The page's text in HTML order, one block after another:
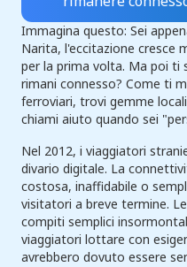
Immagina questo: Sei
Narita, l'eccitazione cresce
per la prima volta. Ma poi ti
rimani connesso? Come ti
ferroviari, trovi gemme
chiami aiuto quando sei
Nel 2012, i viaggiatori
divario digitale. La
costosa, inaffidabile o
visitatori a breve termine.
compiti semplici
viaggiatori lottare con
avrebbero dovuto essere